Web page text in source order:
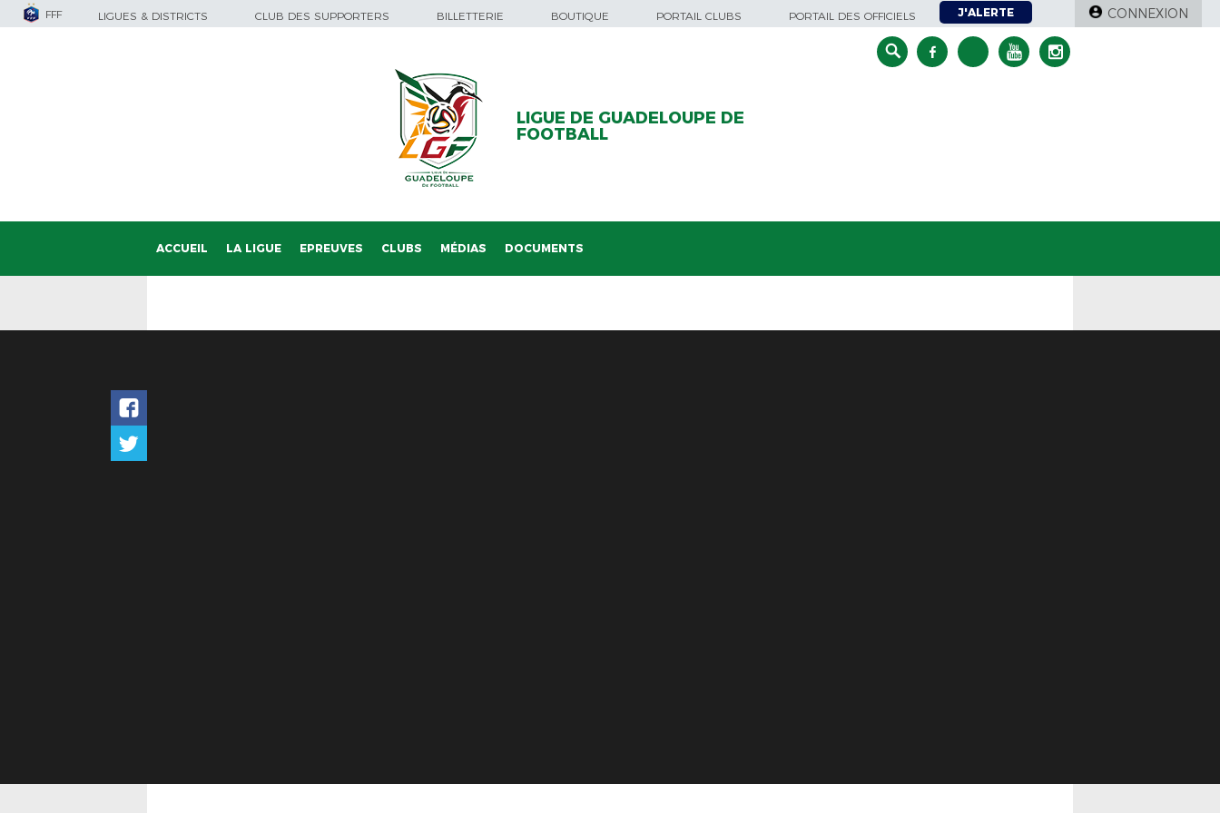
FFF LIGUES & DISTRICTS CLUB DES SUPPORTERS BILLETTERIE BOUTIQUE PORTAIL CLUBS PORTAIL DES OFFICIELS J'ALERTE CONNEXION
LIGUE DE GUADELOUPE DE
FOOTBALL
ACCUEIL LA LIGUE EPREUVES CLUBS MÉDIAS DOCUMENTS